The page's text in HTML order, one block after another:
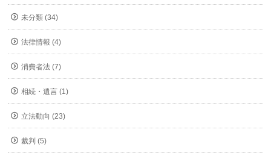
未分類 (34)
法律情報 (4)
消費者法 (7)
相続・遺言 (1)
立法動向 (23)
裁判 (5)